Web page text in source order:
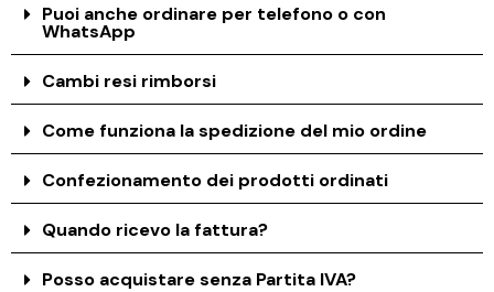
Puoi anche ordinare per telefono o con
WhatsApp
Cambi resi rimborsi
Come funziona la spedizione del mio ordine
Confezionamento dei prodotti ordinati
Quando ricevo la fattura?
Posso acquistare senza Partita IVA?